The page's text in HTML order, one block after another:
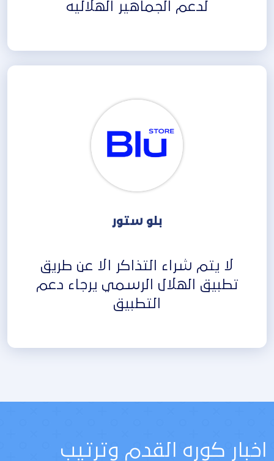
لدعم الجماهير الهلاليه
بلو ستور
لا يتم شراء التذاكر الا عن طريق
تطبيق الهلال الرسمي يرجاء دعم
التطبيق
اخبار كوره القدم وترتيب